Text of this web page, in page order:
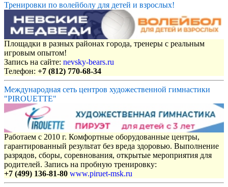
Тренировки по волейболу для детей и взрослых!
Площадки в разных районах города, тренеры с реальным
игровым опытом!
Запись на сайте: nevsky-bears.ru
Телефон: +7 (812) 770-68-34
Международная сеть центров художественной гимнастики
"PIROUETTE"
Работаем с 2010 г. Комфортные оборудованные центры,
гарантированный результат без вреда здоровью. Выполнение
разрядов, сборы, соревнования, открытые мероприятия для
родителей. Запись на пробную тренировку:
+7 (499) 136-81-80 www.piruet-msk.ru